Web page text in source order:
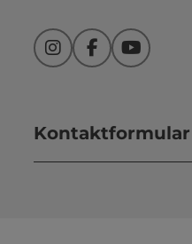
InstagramFacebookYouTube
Kontaktformular